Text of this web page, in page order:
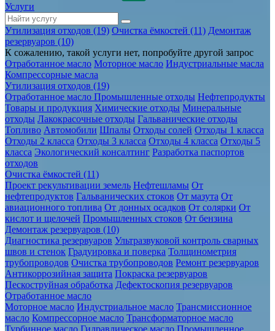
Услуги
Утилизация отходов (19) Очистка ёмкостей (11) Демонтаж
резервуаров (10)
К сожалению, такой услуги нет, попробуйте другой запрос
Отработанное масло Моторное масло Индустриальные масла
Компрессорные масла
Утилизация отходов (19)
Отработанное масло Промышленные отходы Нефтепродукты
Товары и продукция Химические отходы Минеральные
отходы Лакокрасочные отходы Гальванические отходы
Топливо Автомобили Шпалы Отходы солей Отходы 1 класса
Отходы 2 класса Отходы 3 класса Отходы 4 класса Отходы 5
класса Экологический консалтинг Разработка паспортов
отходов
Очистка ёмкостей (11)
Проект рекультивации земель Нефтешламы От
нефтепродуктов Гальванических стоков От мазута От
авиационного топлива От донных осадков От солярки От
кислот и щелочей Промышленных стоков От бензина
Демонтаж резервуаров (10)
Диагностика резервуаров Ультразвуковой контроль сварных
швов и стенок Градуировка и поверка Толщинометрия
трубопроводов Очистка трубопроводов Ремонт резервуаров
Антикоррозийная защита Покраска резервуаров
Пескоструйная обработка Дефектоскопия резервуаров
Отработанное масло
Моторное масло Индустриальное масло Трансмиссионное
масло Компрессорное масло Трансформаторное масло
Турбинное масло Гидравлическое масло Промышленное